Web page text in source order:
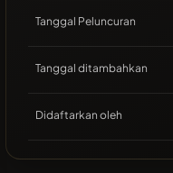
Tanggal Peluncuran
Tanggal ditambahkan
Didaftarkan oleh